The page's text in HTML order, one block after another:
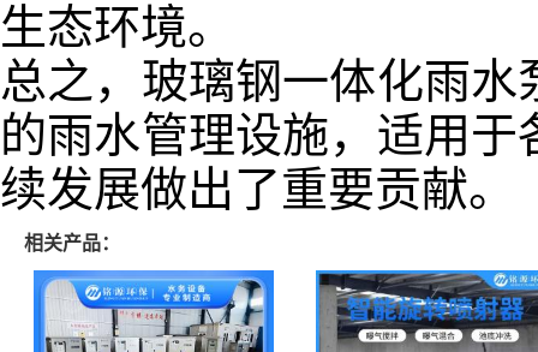
生态环境。
总之，玻璃钢一体化雨
的雨水管理设施，适用
续发展做出了重要贡献。
相关产品：